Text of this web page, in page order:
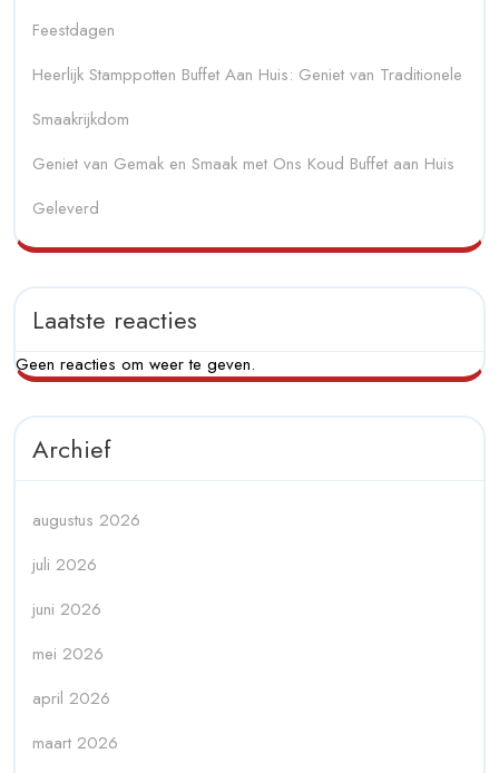
Feestdagen
Heerlijk Stamppotten Buffet Aan Huis: Geniet van Traditionele
Smaakrijkdom
Geniet van Gemak en Smaak met Ons Koud Buffet aan Huis
Geleverd
Laatste reacties
Geen reacties om weer te geven.
Archief
augustus 2026
juli 2026
juni 2026
mei 2026
april 2026
maart 2026